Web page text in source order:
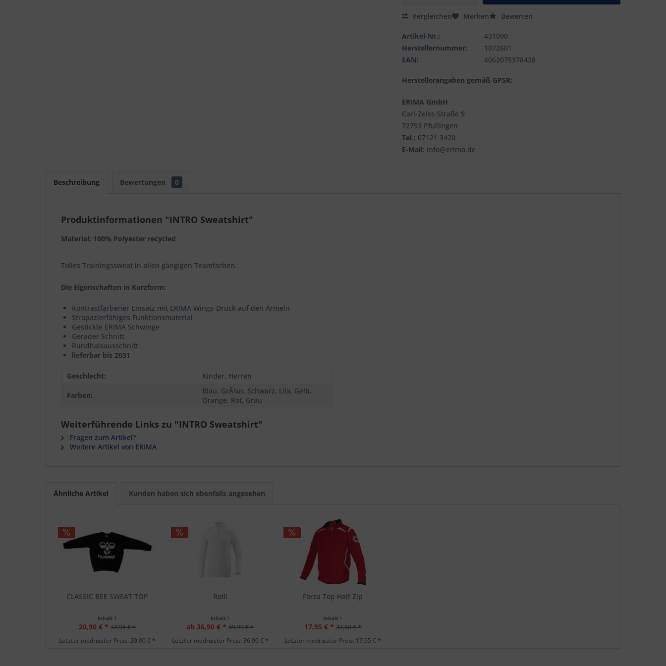
Vergleichen Merken Bewerten
Artikel-Nr.:
431090
Herstellernummer:
1072601
EAN:
4062075378428
Herstellerangaben gemäß GPSR:
ERIMA GmbH
Carl-Zeiss-Straße 9
72793 Pfullingen
Tel.: 07121 3420
E-Mail: info@erima.de
Beschreibung Bewertungen 0
Produktinformationen "INTRO Sweatshirt"
Material: 100% Polyester recycled
Tolles Trainingssweat in allen gängigen Teamfarben.
Die Eigenschaften in Kurzform:
Kontrastfarbener Einsatz mit ERIMA Wings-Druck auf den Ärmeln
Strapazierfähiges Funktionsmaterial
Gestickte ERIMA Schwinge
Gerader Schnitt
Rundhalsausschnitt
lieferbar bis 2031
Geschlecht: Kinder, Herren
Farben:
Blau, GrÃ¼n, Schwarz, Lila, Gelb,
Orange, Rot, Grau
Weiterführende Links zu "INTRO Sweatshirt"
Fragen zum Artikel?
Weitere Artikel von ERIMA
Ähnliche Artikel Kunden haben sich ebenfalls angesehen
CLASSIC BEE SWEAT TOP
Inhalt 1
20,90 € * 34,95 € *
Letzter niedrigster Preis: 20,90 € *
Rolli
Inhalt 1
ab 36,90 € * 49,99 € *
Letzter niedrigster Preis: 36,90 € *
Forza Top Half Zip
Inhalt 1
17,95 € * 37,50 € *
Letzter niedrigster Preis: 17,95 € *